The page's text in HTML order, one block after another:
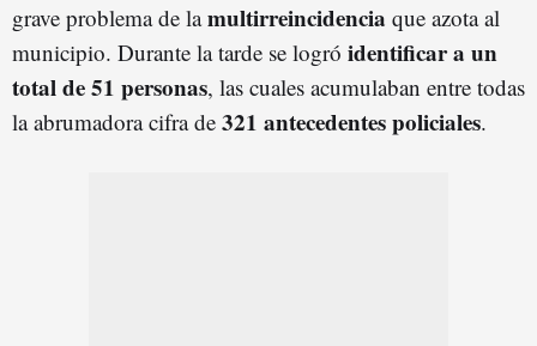
grave problema de lamultirreincidencia que azota al
municipio. Durante la tarde se logró identificar a un
total de 51 personas, las cuales acumulaban entre todas
la abrumadora cifra de 321 antecedentes policiales.